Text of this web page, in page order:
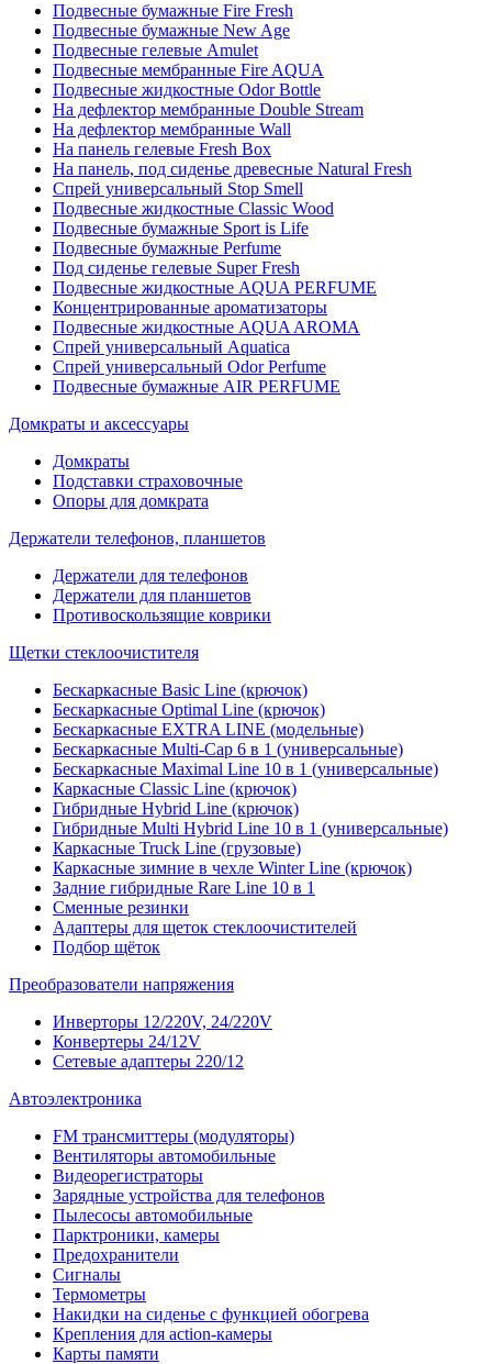
Подвесные бумажные Fire Fresh
Подвесные бумажные New Age
Подвесные гелевые Amulet
Подвесные мембранные Fire AQUA
Подвесные жидкостные Odor Bottle
На дефлектор мембранные Double Stream
На дефлектор мембранные Wall
На панель гелевые Fresh Box
На панель, под сиденье древесные Natural Fresh
Спрей универсальный Stop Smell
Подвесные жидкостные Classic Wood
Подвесные бумажные Sport is Life
Подвесные бумажные Perfume
Под сиденье гелевые Super Fresh
Подвесные жидкостные AQUA PERFUME
Концентрированные ароматизаторы
Подвесные жидкостные AQUA AROMA
Спрей универсальный Aquatica
Спрей универсальный Odor Perfume
Подвесные бумажные AIR PERFUME
Домкраты и аксессуары
Домкраты
Подставки страховочные
Опоры для домкрата
Держатели телефонов, планшетов
Держатели для телефонов
Держатели для планшетов
Противоскользящие коврики
Щетки стеклоочистителя
Бескаркасные Basic Line (крючок)
Бескаркасные Optimal Line (крючок)
Бескаркасные EXTRA LINE (модельные)
Бескаркасные Multi-Cap 6 в 1 (универсальные)
Бескаркасные Maximal Line 10 в 1 (универсальные)
Каркасные Classic Line (крючок)
Гибридные Hybrid Line (крючок)
Гибридные Multi Hybrid Line 10 в 1 (универсальные)
Каркасные Truck Line (грузовые)
Каркасные зимние в чехле Winter Line (крючок)
Задние гибридные Rare Line 10 в 1
Сменные резинки
Адаптеры для щеток стеклоочистителей
Подбор щёток
Преобразователи напряжения
Инверторы 12/220V, 24/220V
Конвертеры 24/12V
Сетевые адаптеры 220/12
Автоэлектроника
FM трансмиттеры (модуляторы)
Вентиляторы автомобильные
Видеорегистраторы
Зарядные устройства для телефонов
Пылесосы автомобильные
Парктроники, камеры
Предохранители
Сигналы
Термометры
Накидки на сиденье с функцией обогрева
Крепления для action-камеры
Карты памяти